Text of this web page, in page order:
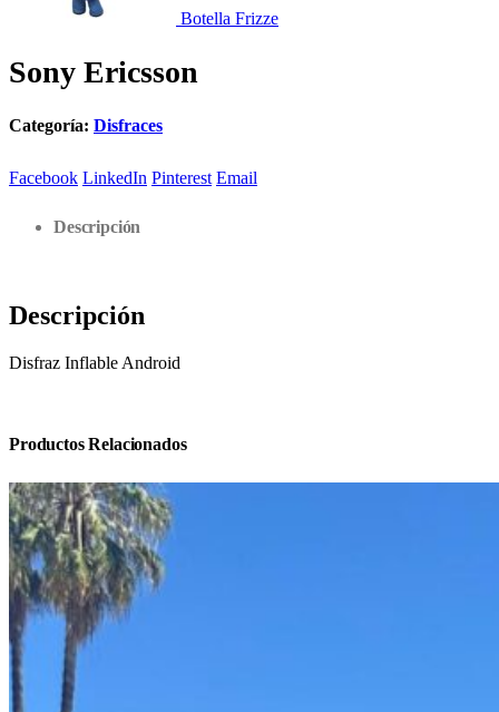
Botella Frizze
Sony Ericsson
Categoría: Disfraces
Facebook LinkedIn Pinterest Email
Descripción
Descripción
Disfraz Inflable Android
Productos Relacionados